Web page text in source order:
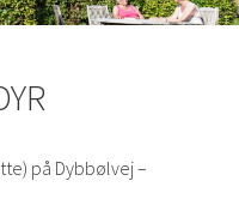
på Dybbølvej –